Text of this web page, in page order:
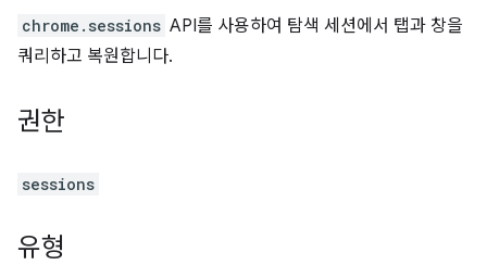
chrome.sessions API를 사용하여 탐색 세션에서 탭과 창을
쿼리하고 복원합니다.
권한
sessions
유형